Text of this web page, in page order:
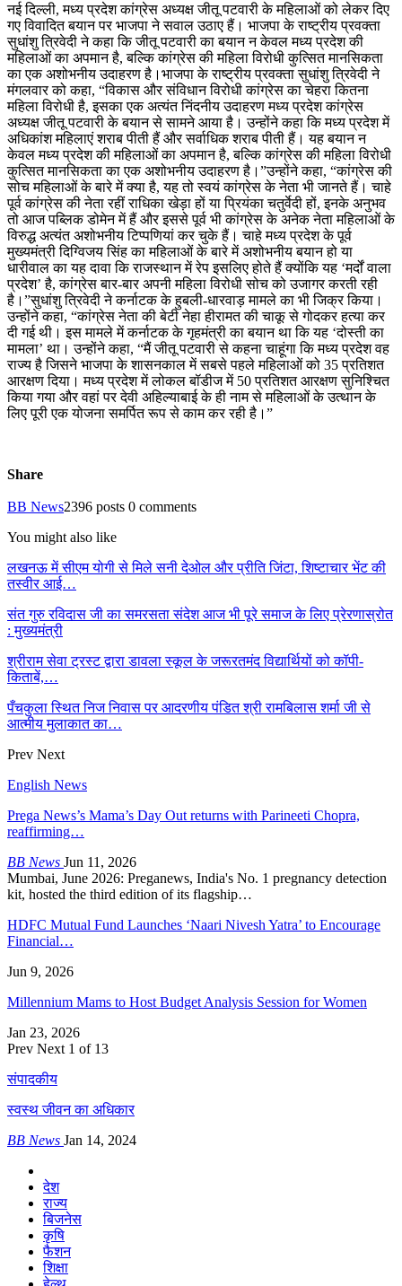
नई दिल्ली, मध्य प्रदेश कांग्रेस अध्यक्ष जीतू पटवारी के महिलाओं को लेकर दिए
गए विवादित बयान पर भाजपा ने सवाल उठाए हैं। भाजपा के राष्ट्रीय प्रवक्ता
सुधांशु त्रिवेदी ने कहा कि जीतू पटवारी का बयान न केवल मध्य प्रदेश की
महिलाओं का अपमान है, बल्कि कांग्रेस की महिला विरोधी कुत्सित मानसिकता
का एक अशोभनीय उदाहरण है।भाजपा के राष्ट्रीय प्रवक्ता सुधांशु त्रिवेदी ने
मंगलवार को कहा, “विकास और संविधान विरोधी कांग्रेस का चेहरा कितना
महिला विरोधी है, इसका एक अत्यंत निंदनीय उदाहरण मध्य प्रदेश कांग्रेस
अध्यक्ष जीतू पटवारी के बयान से सामने आया है। उन्होंने कहा कि मध्य प्रदेश में
अधिकांश महिलाएं शराब पीती हैं और सर्वाधिक शराब पीती हैं। यह बयान न
केवल मध्य प्रदेश की महिलाओं का अपमान है, बल्कि कांग्रेस की महिला विरोधी
कुत्सित मानसिकता का एक अशोभनीय उदाहरण है।”उन्होंने कहा, “कांग्रेस की
सोच महिलाओं के बारे में क्या है, यह तो स्वयं कांग्रेस के नेता भी जानते हैं। चाहे
पूर्व कांग्रेस की नेता रहीं राधिका खेड़ा हों या प्रियंका चतुर्वेदी हों, इनके अनुभव
तो आज पब्लिक डोमेन में हैं और इससे पूर्व भी कांग्रेस के अनेक नेता महिलाओं के
विरुद्ध अत्यंत अशोभनीय टिप्पणियां कर चुके हैं। चाहे मध्य प्रदेश के पूर्व
मुख्यमंत्री दिग्विजय सिंह का महिलाओं के बारे में अशोभनीय बयान हो या
धारीवाल का यह दावा कि राजस्थान में रेप इसलिए होते हैं क्योंकि यह ‘मर्दों वाला
प्रदेश’ है, कांग्रेस बार-बार अपनी महिला विरोधी सोच को उजागर करती रही
है।”सुधांशु त्रिवेदी ने कर्नाटक के हुबली-धारवाड़ मामले का भी जिक्र किया।
उन्होंने कहा, “कांग्रेस नेता की बेटी नेहा हीरामत की चाकू से गोदकर हत्या कर
दी गई थी। इस मामले में कर्नाटक के गृहमंत्री का बयान था कि यह ‘दोस्ती का
मामला’ था। उन्होंने कहा, “मैं जीतू पटवारी से कहना चाहूंगा कि मध्य प्रदेश वह
राज्य है जिसने भाजपा के शासनकाल में सबसे पहले महिलाओं को 35 प्रतिशत
आरक्षण दिया। मध्य प्रदेश में लोकल बॉडीज में 50 प्रतिशत आरक्षण सुनिश्चित
किया गया और वहां पर देवी अहिल्याबाई के ही नाम से महिलाओं के उत्थान के
लिए पूरी एक योजना समर्पित रूप से काम कर रही है।”
Share
BB News2396 posts 0 comments
You might also like
लखनऊ में सीएम योगी से मिले सनी देओल और प्रीति जिंटा, शिष्टाचार भेंट की
तस्वीर आई…
संत गुरु रविदास जी का समरसता संदेश आज भी पूरे समाज के लिए प्रेरणास्रोत
: मुख्यमंत्री
श्रीराम सेवा ट्रस्ट द्वारा डावला स्कूल के जरूरतमंद विद्यार्थियों को कॉपी-
किताबें,…
पँचकुला स्थित निज निवास पर आदरणीय पंडित श्री रामबिलास शर्मा जी से
आत्मीय मुलाकात का…
Prev Next
English News
Prega News’s Mama’s Day Out returns with Parineeti Chopra,
reaffirming…
BB News Jun 11, 2026
Mumbai, June 2026: Preganews, India's No. 1 pregnancy detection
kit, hosted the third edition of its flagship…
HDFC Mutual Fund Launches ‘Naari Nivesh Yatra’ to Encourage
Financial…
Jun 9, 2026
Millennium Mams to Host Budget Analysis Session for Women
Jan 23, 2026
Prev Next 1 of 13
संपादकीय
स्वस्थ जीवन का अधिकार
BB News Jan 14, 2024
देश
राज्य
बिजनेस
कृषि
फैशन
शिक्षा